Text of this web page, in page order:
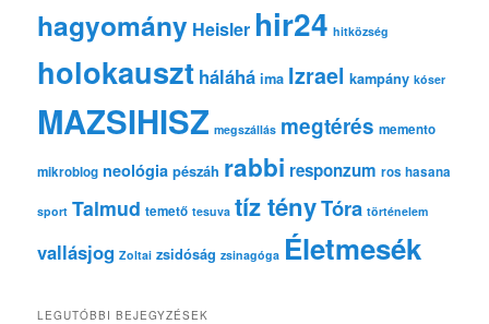
hagyomány Heisler hir24 hitközség
holokauszt háláhá ima Izrael kampány kóser
MAZSIHISZ megszállás megtérés memento
mikroblog neológia pészáh rabbi responzum ros hasana
sport Talmud temető tesuva tíz tényTóra történelem
vallásjog Zoltai zsidóság zsinagóga Életmesék
LEGUTÓBBI BEJEGYZÉSEK